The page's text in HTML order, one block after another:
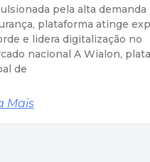
pela alta demanda
plataforma atinge
e lidera digitalização no
nacional A Wialon,
de
Mais